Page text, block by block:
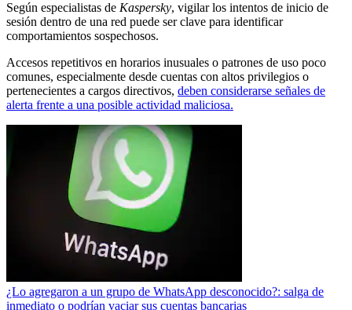
Según especialistas de Kaspersky, vigilar los intentos de inicio de
sesión dentro de una red puede ser clave para identificar
comportamientos sospechosos.
Accesos repetitivos en horarios inusuales o patrones de uso poco
comunes, especialmente desde cuentas con altos privilegios o
pertenecientes a cargos directivos, deben considerarse señales de
alerta frente a una posible actividad maliciosa.
¿Lo agregaron a un grupo de WhatsApp desconocido?: salga de
inmediato o podrían vaciar sus cuentas bancarias